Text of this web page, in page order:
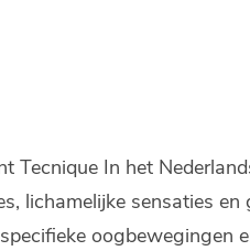
Tecnique In het
lichamelijke sensaties
oogbewegingen